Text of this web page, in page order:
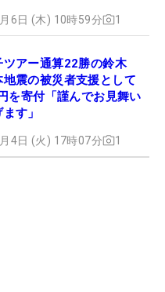
6日 (木) 10時59分 1
ツアー通算22勝の鈴木
震の被災者支援として
を寄付「謹んでお見舞い
す」
4日 (火) 17時07分 1